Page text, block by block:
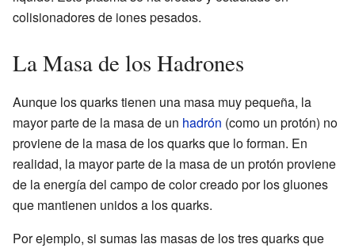
colisionadores de iones pesados.
La Masa de los Hadrones
Aunque los quarks tienen una masa muy pequeña, la
mayor parte de la masa de un hadrón (como un protón) no
proviene de la masa de los quarks que lo forman. En
realidad, la mayor parte de la masa de un protón proviene
de la energía del campo de color creado por los gluones
que mantienen unidos a los quarks.
Por ejemplo, si sumas las masas de los tres quarks que